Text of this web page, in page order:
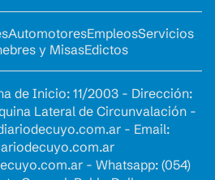
AutomotoresEmpleosServicios
y MisasEdictos
de Inicio: 11/2003 - Dirección:
Lateral de Circunvalación -
- Email:
- Whatsapp: (054)